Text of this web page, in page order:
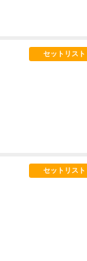
セットリスト
セットリスト